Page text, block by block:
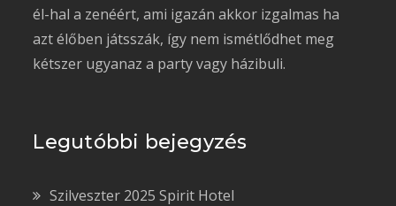
él-hal a zenéért, ami igazán akkor izgalmas ha
azt élőben játsszák, így nem ismétlődhet meg
kétszer ugyanaz a party vagy házibuli.
Legutóbbi bejegyzés
Szilveszter 2025 Spirit Hotel